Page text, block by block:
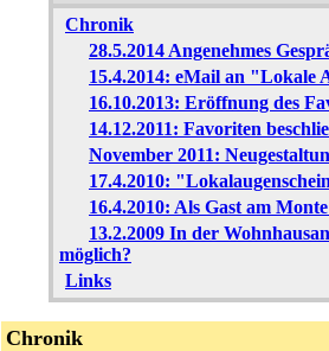
Chronik
28.5.2014 Angenehmes
15.4.2014: eMail an "Lokale
16.10.2013: Eröffnung des
14.12.2011: Favoriten
November 2011:
17.4.2010:
16.4.2010: Als Gast am
13.2.2009 In der
möglich?
Links
Chronik